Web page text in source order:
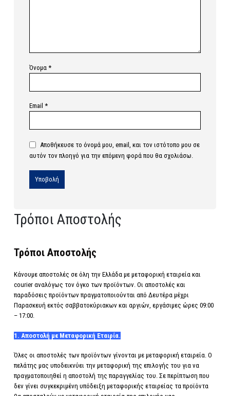
Όνομα *
Email *
Αποθήκευσε το όνομά μου, email, και τον ιστότοπο μου σε
αυτόν τον πλοηγό για την επόμενη φορά που θα σχολιάσω.
Τρόποι Αποστολής
Τρόποι Αποστολής
Κάνουμε αποστολές σε όλη την Ελλάδα με μεταφορική εταιρεία και
courier αναλόγως τον όγκο των προϊόντων. Οι αποστολές και
παραδόσεις προϊόντων πραγματοποιούνται από Δευτέρα μέχρι
Παρασκευή εκτός σαββατοκύριακων και αργιών, εργάσιμες ώρες 09:00
– 17:00.
1. Αποστολή με Μεταφορική Εταιρία.
Όλες οι αποστολές των προϊόντων γίνονται με μεταφορική εταιρεία. Ο
πελάτης μας υποδεικνύει την μεταφορική της επιλογής του για να
πραγματοποιηθεί η αποστολή της παραγγελίας του. Σε περίπτωση που
δεν γίνει συγκεκριμένη υπόδειξη μεταφορικής εταιρείας τα προϊόντα